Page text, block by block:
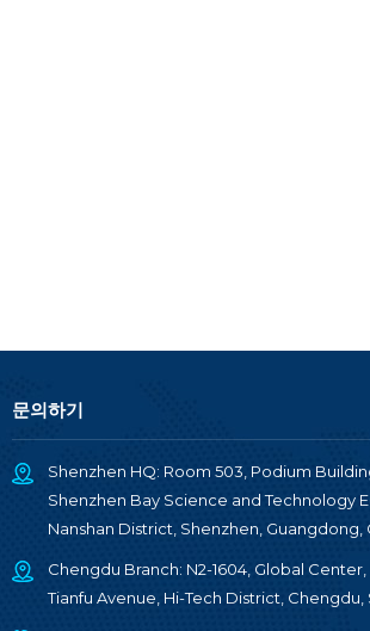
문의하기
Shenzhen HQ: Room 503, Podium
Shenzhen Bay Science and Technology
Nanshan District, Shenzhen, Guangdong,
Chengdu Branch: N2-1604, Global Center,
Tianfu Avenue, Hi-Tech District, Chengdu,